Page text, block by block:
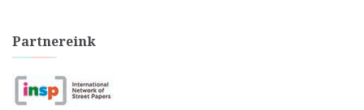
Partnereink